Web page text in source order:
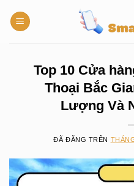
đến
Top 10 Cửa
Thoại Bắc
Lượng Và
ĐÃ ĐĂNG TRÊN